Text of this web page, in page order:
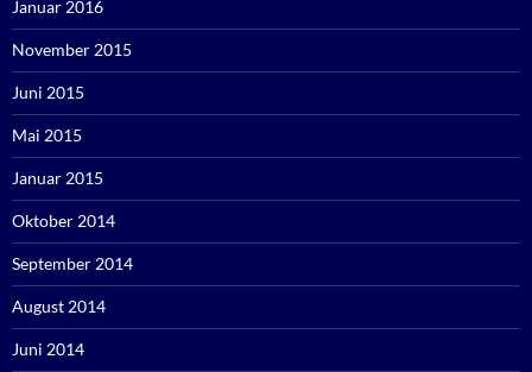
Januar 2016
November 2015
Juni 2015
Mai 2015
Januar 2015
Oktober 2014
September 2014
August 2014
Juni 2014